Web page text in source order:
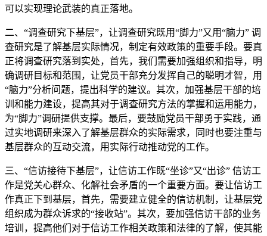
可以实现理论武装的真正落地。
二、“调查研究下基层”，让调查研究既用“脚力”又用“脑力” 调
查研究是了解基层实际情况，制定有效政策的重要手段。要真
正将调查研究落到实处，首先，我们需要加强组织和指导，明
确调研目标和范围，让党员干部充分发挥自己的聪明才智，用
“脑力”分析问题，提出科学的建议。其次，加强基层干部的培
训和能力建设，提高其对于调查研究方法的掌握和运用能力，
为“脚力”调研提供支撑。最后，要鼓励党员干部勇于实践，通
过实地调研来深入了解基层群众的实际需求，同时也要注重与
基层群众的互动交流，用实际行动推动党的工作。
三、“信访接待下基层”，让信访工作既“坐诊”又“出诊” 信访工
作是党关心群众、化解社会矛盾的一个重要方面。要让信访工
作真正下到基层，首先，需要建立健全的信访机制，让基层党
组织成为群众诉求的“接收站”。其次，要加强信访干部的业务
培训，提高他们对于信访工作相关政策和法律的了解，使其能